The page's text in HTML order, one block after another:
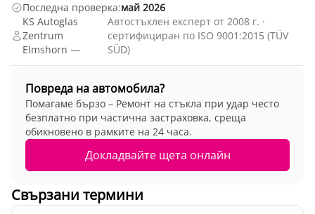
Последна проверка:май 2026
KS Autoglas
Zentrum
Elmshorn —
Автостъклен експерт от 2008 г. ·
сертифициран по ISO 9001:2015 (TÜV
SÜD)
Повреда на автомобила?
Помагаме бързо – Ремонт на стъкла при удар често
безплатно при частична застраховка, среща
обикновено в рамките на 24 часа.
Докладвайте щета онлайн
Свързани термини